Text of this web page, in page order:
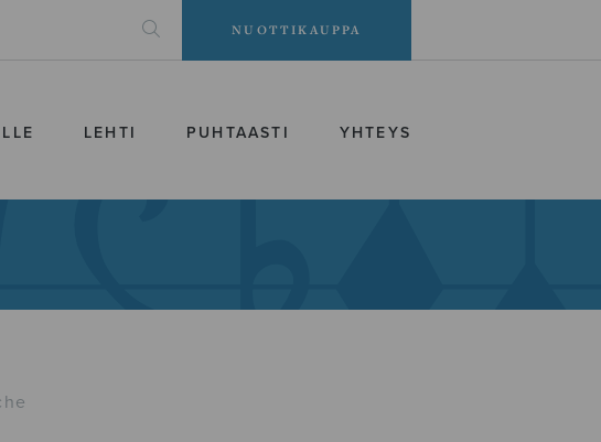
NUOTTIKAUPPA
LEHTI PUHTAASTI YHTEYS